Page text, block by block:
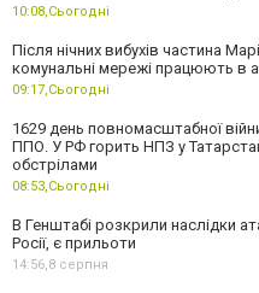
10:08,Сьогодні
Після нічних вибухів частина
комунальні мережі працюють в
09:17,Сьогодні
1629 день повномасштабної
ППО. У РФ горить НПЗ у
обстрілами
08:53,Сьогодні
В Генштабі розкрили наслідки
Росії, є прильоти
14:56,8 серпня